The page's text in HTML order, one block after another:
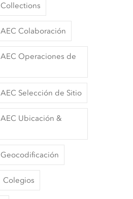
Colaboración
Operaciones de
Selección de Sitio
Ubicación &
Colegios